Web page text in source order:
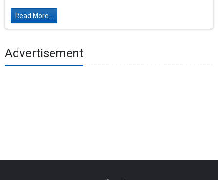
Read More...
Advertisement